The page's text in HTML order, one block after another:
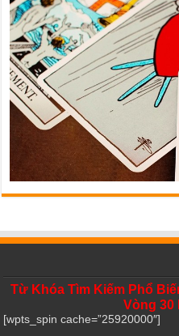
Từ Khóa Tìm Kiếm Phổ
Vòng 30
[wpts_spin cache=”25920000″]